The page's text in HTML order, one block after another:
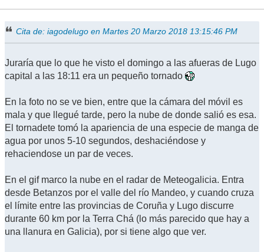
Cita de: iagodelugo en Martes 20 Marzo 2018 13:15:46 PM
Juraría que lo que he visto el domingo a las afueras de Lugo
capital a las 18:11 era un pequeño tornado
En la foto no se ve bien, entre que la cámara del móvil es
mala y que llegué tarde, pero la nube de donde salió es esa.
El tornadete tomó la apariencia de una especie de manga de
agua por unos 5-10 segundos, deshaciéndose y
rehaciendose un par de veces.
En el gif marco la nube en el radar de Meteogalicia. Entra
desde Betanzos por el valle del río Mandeo, y cuando cruza
el límite entre las provincias de Coruña y Lugo discurre
durante 60 km por la Terra Chá (lo más parecido que hay a
una llanura en Galicia), por si tiene algo que ver.